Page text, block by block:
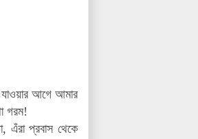
আগে আমার
গরম!
এঁরা প্রবাস থেকে